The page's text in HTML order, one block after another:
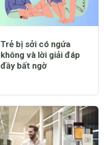
Trẻ bị sởi có ngứa
không và lời giải đáp
đầy bất ngờ